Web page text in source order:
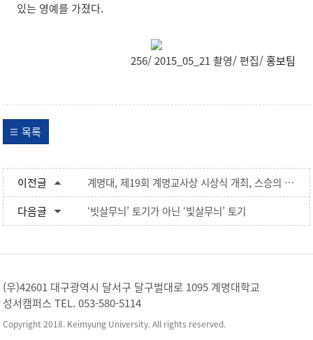
있는 영예를 가졌다.
256/ 2015_05_21 촬영/ 편집/홍보팀
목록
이전글
계명대, 제19회 계명교사상 시상식 개최, 스승의 날 의미 되새겨
다음글
‘빗살무늬’ 토기가 아닌 ‘빛살무늬’ 토기
(우)42601 대구광역시 달서구 달구벌대로 1095 계명대학교
성서캠퍼스 TEL. 053-580-5114
Copyright 2018. Keimyung University. All rights reserved.